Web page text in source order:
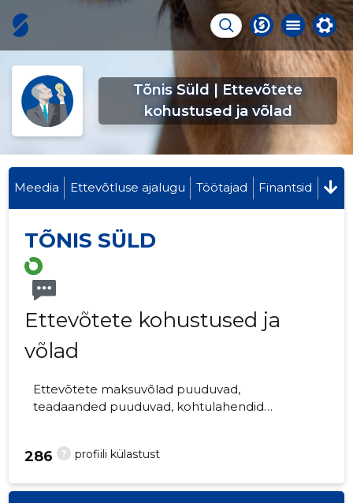
Tõnis Süld | Ettevõtete
kohustused ja võlad
Meedia Ettevõtluse ajalugu Töötajad Finantsid
TÕNIS SÜLD
Ettevõtete kohustused ja
võlad
Ettevõtete maksuvõlad puuduvad,
teadaanded puuduvad, kohtulahendid
Ettevõtteid jälgib 0 inimest.
? profiili külastust
286